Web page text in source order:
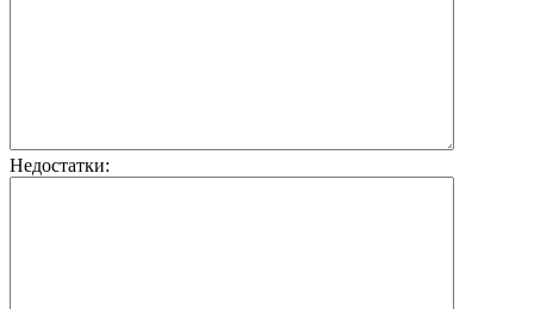
Недостатки: